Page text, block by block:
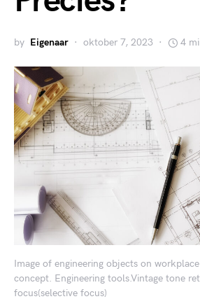
by Eigenaar oktober 7, 2023 4
Image of engineering objects on
concept. Engineering tools.Vintage tone
focus(selective focus)